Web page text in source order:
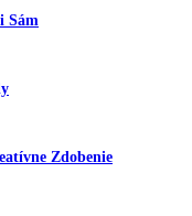
Sám
Zdobenie